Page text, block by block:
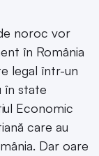
noroc vor
în România
legal într-un
în state
Economic
care au
Dar oare